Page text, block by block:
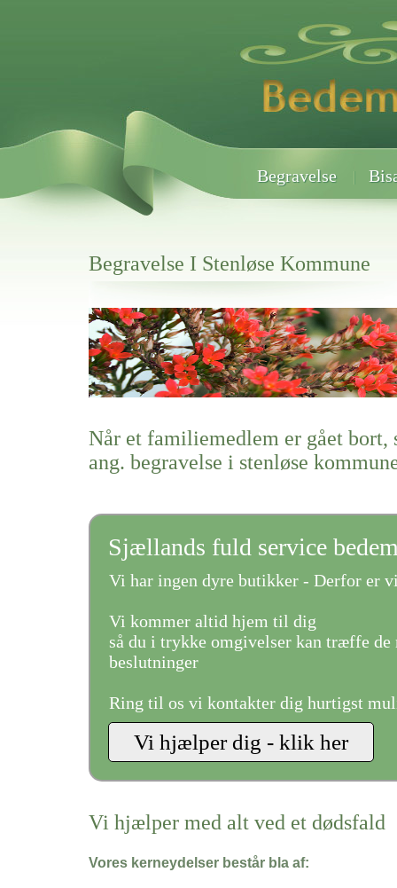
Begravelse
Begravelse I Stenløse Kommune
Her hos os får du altid en god afslutning når det gælder
Begravelse I Stenløse Kommune
vi hjælper i alle faser af begravelsel
Når et familiemedlem er gået bort,
ang. begravelse i stenløse
Sjællands fuld service
Vi har ingen dyre butikker - Derfor er
Vi kommer altid hjem til dig
så du i trykke omgivelser kan træffe de
beslutninger
Ring til os vi kontakter dig hurtigst
Vi hjælper med alt ved et dødsfald
Vores kerneydelser består bla af: